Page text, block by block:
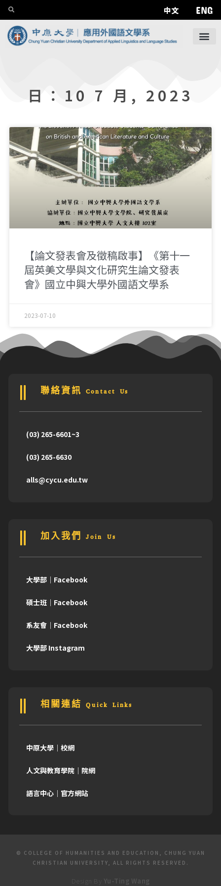
中文 ENG
日：10 7 月, 2023
【論文發表會及徵稿啟事】《第十一
屆英美文學與文化研究生論文發表
會》國立中興大學外國語文學系
2023-07-10
聯絡資訊 Contact Us
(03) 265-6601~3
(03) 265-6630
alls@cycu.edu.tw
加入我們 Join Us
大學部｜Facebook
碩士班｜Facebook
系友會｜Facebook
大學部 Instagram
相關連結 Quick Links
中原大學｜校網
人文與教育學院｜院網
語言中心｜官方網站
© COLLEGE OF HUMANITIES AND EDUCATION, CHUNG YUAN
CHRISTIAN UNIVERSITY, ALL RIGHTS RESERVED.
Design By Yu-Ting Wang